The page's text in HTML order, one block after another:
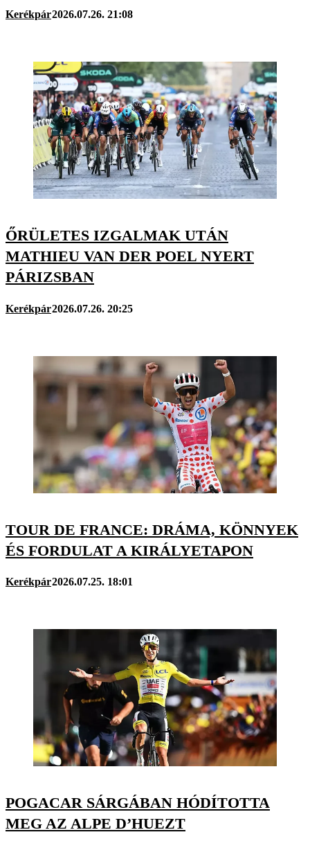
Kerékpár2026.07.26. 21:08
ŐRÜLETES IZGALMAK UTÁN
MATHIEU VAN DER POEL NYERT
PÁRIZSBAN
Kerékpár2026.07.26. 20:25
TOUR DE FRANCE: DRÁMA, KÖNNYEK
ÉS FORDULAT A KIRÁLYETAPON
Kerékpár2026.07.25. 18:01
POGACAR SÁRGÁBAN HÓDÍTOTTA
MEG AZ ALPE D’HUEZT